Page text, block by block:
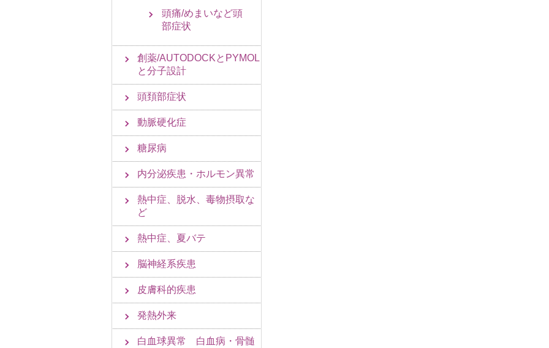
頭痛/めまいなど頭
部症状
創薬/AUTODOCKとPYMOL
と分子設計
頭頚部症状
動脈硬化症
糖尿病
内分泌疾患・ホルモン異常
熱中症、脱水、毒物摂取な
ど
熱中症、夏バテ
脳神経系疾患
皮膚科的疾患
発熱外来
白血球異常 白血病・骨髄